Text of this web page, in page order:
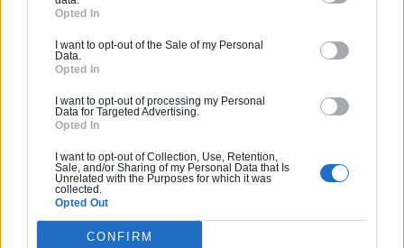
Opted In
I want to opt-out of the Sale of my Personal
Data.
Opted In
I want to opt-out of processing my Personal
Data for Targeted Advertising.
Opted In
I want to opt-out of Collection, Use, Retention,
Sale, and/or Sharing of my Personal Data that Is
Unrelated with the Purposes for which it was
collected.
Opted Out
CONFIRM
évolution des usages professionnels, de nouveaux
entreprises du BTP. Découvrez lesquels dans ce guide !